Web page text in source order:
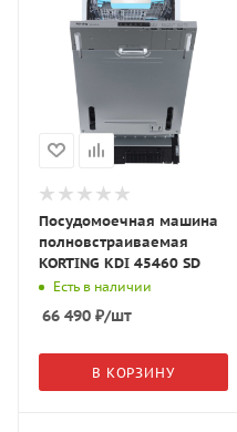
Посудомоечная машина
полновстраиваемая
KORTING KDI 45460 SD
Есть в наличии
66 490 ₽/шт
В КОРЗИНУ